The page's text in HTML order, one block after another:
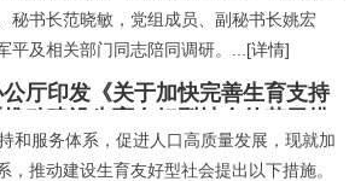
秘书长范晓敏，党组成员、副秘书长姚宏
平及相关部门同志陪同调研。... [详情]
公厅印发《关于加快完善生育支持
动建设生育友好型社会的若干措
和服务体系，促进人口高质量发展，现就加
，推动建设生育友好型社会提出以下措施。